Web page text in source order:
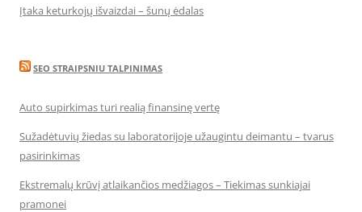
Įtaka keturkojų išvaizdai – šunų ėdalas
SEO STRAIPSNIU TALPINIMAS
Auto supirkimas turi realią finansinę vertę
Sužadėtuvių žiedas su laboratorijoje užaugintu deimantu – tvarus
pasirinkimas
Ekstremalų krūvį atlaikančios medžiagos – Tiekimas sunkiajai
pramonei